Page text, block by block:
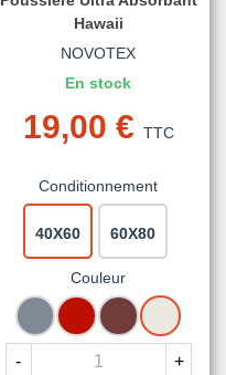
Hawaii
NOVOTEX
En stock
19,00 € TTC
Conditionnement
40X60 60X80
Couleur
GRIS
ROUGEBRUN BEIGE
- +